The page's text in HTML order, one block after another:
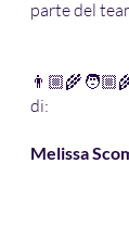
parte del
di:
Melissa